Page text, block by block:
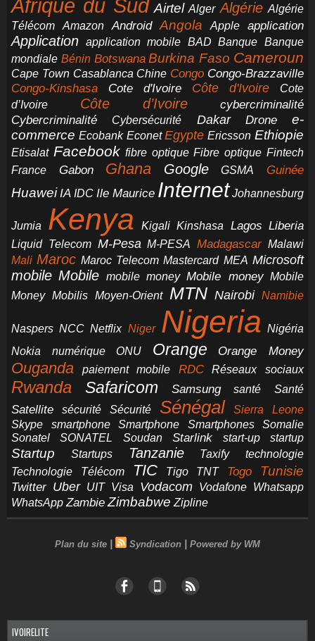
Afrique du Sud Airtel Alger Algérie Algérie
Télécom
Amazon Android Angola Apple application
Application application mobile BAD Banque Banque
mondiale Bénin Botswana Burkina Faso Cameroun
Cape Town Casablanca Chine Congo Congo-Brazzaville
Congo-Kinshasa Cote d'Ivoire Côte d'Ivoire
Cote
d’Ivoire
Côte d’Ivoire
cybercriminalité
Cybercriminalité
Cybersécurité Dakar Drone
e-
commerce Ecobank Econet Egypte Ericsson Ethiopie
Etisalat Facebook fibre optique Fibre optique Fintech
France
Gabon Ghana Google GSMA Guinée
Huawei IA IDC Ile Maurice Internet Johannesburg
Jumia Kenya Kigali Kinshasa Lagos Liberia
Liquid Telecom M-Pesa M-PESA Madagascar Malawi
Mali Maroc Maroc Telecom Mastercard MEA Microsoft
mobile Mobile mobile money Mobile money Mobile
Money Mobilis Moyen-Orient MTN Nairobi Namibie
Naspers NCC Netflix Niger Nigeria Nigéria
Nokia
numérique ONU Orange Orange Money
Ouganda paiement mobile RDC Réseaux sociaux
Rwanda Safaricom Samsung santé Santé
Satellite sécurité Sécurité Sénégal
Sierra Leone
Skype
smartphone Smartphone Smartphones
Somalie
Sonatel
SONATEL Soudan Starlink start-up startup
Startup Startups Tanzanie Taxify
technologie
Technologie
Télécom TIC Tigo TNT Togo Tunisie
Twitter Uber UIT Visa Vodacom Vodafone Whatsapp
WhatsApp Zambie Zimbabwe Zipline
Plan du site | Syndication | Powered by WM
IVOIRELITE